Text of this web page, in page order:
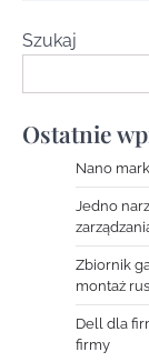
Szukaj
Ostatnie
Nano
Jedno
Zbiornik
montaż
Dell dla
firmy